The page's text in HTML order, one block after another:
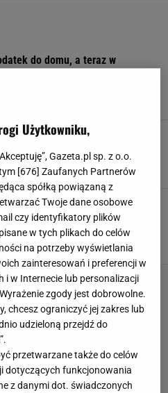
do domu, a teraz w
za 150 zł - ogrzeje i doda
zł - ten dodatek z Casotramy to
element każdej kuchni jesienią
PRZETWORY PRZETWORY DOMOWE
swoje mieszkanie
dostaniesz kupon na kolejne
PROMOCJE REMONTY
Użytkowniku,
Gazeta.pl sp. z o.o.
[676] Zaufanych Partnerów
spółką powiązaną z
Twoje dane osobowe
czy identyfikatory plików
w tych plikach do celów
na potrzeby wyświetlania
zainteresowań i preferencji w
i w Internecie lub personalizacji
zgody jest dobrowolne.
chcesz ograniczyć jej zakres lub
udzieloną przejdź do
przetwarzane także do celów
dotyczących funkcjonowania
z danymi dot. świadczonych